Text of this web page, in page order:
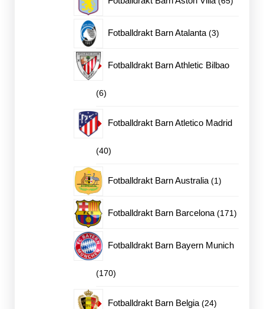
Fotballdrakt Barn Atalanta 33
Fotballdrakt Barn Athletic Bilbao
66
produkter
Fotballdrakt Barn Atletico Madrid
4040
produkter
Fotballdrakt Barn Australia 11
Fotballdrakt Barn Barcelona 171171
Fotballdrakt Barn Bayern Munich
170170
produkter
Fotballdrakt Barn Belgia 2424